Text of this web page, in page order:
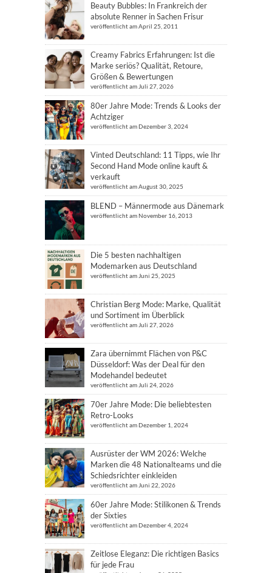
Beauty Bubbles: In Frankreich der
absolute Renner in Sachen Frisur
veröffentlicht am April 25, 2011
Creamy Fabrics Erfahrungen: Ist die
Marke seriös? Qualität, Retoure,
Größen & Bewertungen
veröffentlicht am Juli 27, 2026
80er Jahre Mode: Trends & Looks der
Achtziger
veröffentlicht am Dezember 3, 2024
Vinted Deutschland: 11 Tipps, wie Ihr
Second Hand Mode online kauft &
verkauft
veröffentlicht am August 30, 2025
BLEND – Männermode aus Dänemark
veröffentlicht am November 16, 2013
Die 5 besten nachhaltigen
Modemarken aus Deutschland
veröffentlicht am Juni 25, 2025
Christian Berg Mode: Marke, Qualität
und Sortiment im Überblick
veröffentlicht am Juli 27, 2026
Zara übernimmt Flächen von P&C
Düsseldorf: Was der Deal für den
Modehandel bedeutet
veröffentlicht am Juli 24, 2026
70er Jahre Mode: Die beliebtesten
Retro-Looks
veröffentlicht am Dezember 1, 2024
Ausrüster der WM 2026: Welche
Marken die 48 Nationalteams und die
Schiedsrichter einkleiden
veröffentlicht am Juni 22, 2026
60er Jahre Mode: Stilikonen & Trends
der Sixties
veröffentlicht am Dezember 4, 2024
Zeitlose Eleganz: Die richtigen Basics
für jede Frau